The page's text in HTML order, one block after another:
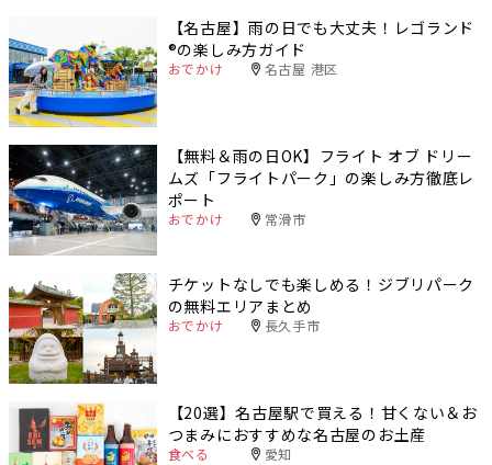
【名古屋】雨の日でも大丈夫！レゴランド
®️の楽しみ方ガイド
おでかけ 名古屋 港区
【無料＆雨の日OK】フライト オブ ドリー
ムズ「フライトパーク」の楽しみ方徹底レ
ポート
おでかけ 常滑市
チケットなしでも楽しめる！ジブリパーク
の無料エリアまとめ
おでかけ 長久手市
【20選】名古屋駅で買える！甘くない＆お
つまみにおすすめな名古屋のお土産
食べる 愛知